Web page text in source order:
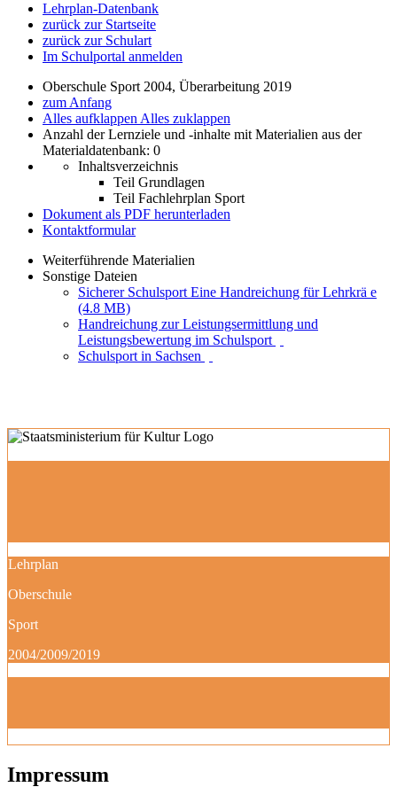
Lehrplan-Datenbank
zurück zur Startseite
zurück zur Schulart
Im Schulportal anmelden
Oberschule Sport 2004, Überarbeitung 2019
zum Anfang
Alles aufklappen Alles zuklappen
Anzahl der Lernziele und -inhalte mit Materialien aus der
Materialdatenbank: 0
Inhaltsverzeichnis
Teil Grundlagen
Teil Fachlehrplan Sport
Dokument als PDF herunterladen
Kontaktformular
Weiterführende Materialien
Sonstige Dateien
Sicherer Schulsport Eine Handreichung für Lehrkrä e
(4.8 MB)
Handreichung zur Leistungsermittlung und
Leistungsbewertung im Schulsport
Schulsport in Sachsen
Lehrplan
Oberschule
Sport
2004/2009/2019
Impressum